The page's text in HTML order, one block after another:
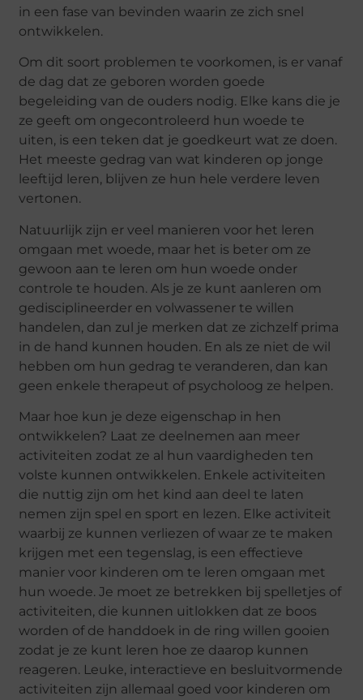
in een fase van bevinden waarin ze zich snel
ontwikkelen.
Om dit soort problemen te voorkomen, is er vanaf
de dag dat ze geboren worden goede
begeleiding van de ouders nodig. Elke kans die je
ze geeft om ongecontroleerd hun woede te
uiten, is een teken dat je goedkeurt wat ze doen.
Het meeste gedrag van wat kinderen op jonge
leeftijd leren, blijven ze hun hele verdere leven
vertonen.
Natuurlijk zijn er veel manieren voor het leren
omgaan met woede, maar het is beter om ze
gewoon aan te leren om hun woede onder
controle te houden. Als je ze kunt aanleren om
gedisciplineerder en volwassener te willen
handelen, dan zul je merken dat ze zichzelf prima
in de hand kunnen houden. En als ze niet de wil
hebben om hun gedrag te veranderen, dan kan
geen enkele therapeut of psycholoog ze helpen.
Maar hoe kun je deze eigenschap in hen
ontwikkelen? Laat ze deelnemen aan meer
activiteiten zodat ze al hun vaardigheden ten
volste kunnen ontwikkelen. Enkele activiteiten
die nuttig zijn om het kind aan deel te laten
nemen zijn spel en sport en lezen. Elke activiteit
waarbij ze kunnen verliezen of waar ze te maken
krijgen met een tegenslag, is een effectieve
manier voor kinderen om te leren omgaan met
hun woede. Je moet ze betrekken bij spelletjes of
activiteiten, die kunnen uitlokken dat ze boos
worden of de handdoek in de ring willen gooien
zodat je ze kunt leren hoe ze daarop kunnen
reageren. Leuke, interactieve en besluitvormende
activiteiten zijn allemaal goed voor kinderen om